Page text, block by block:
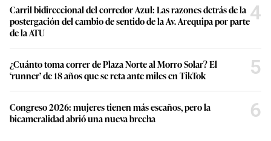
Carril bidireccional del corredor Azul: Las razones detrás de la
postergación del cambio de sentido de la Av. Arequipa por parte
de la ATU
4
¿Cuánto toma correr de Plaza Norte al Morro Solar? El
‘runner’ de 18 años que se reta ante miles en TikTok
5
Congreso 2026: mujeres tienen más escaños, pero la
bicameralidad abrió una nueva brecha
6